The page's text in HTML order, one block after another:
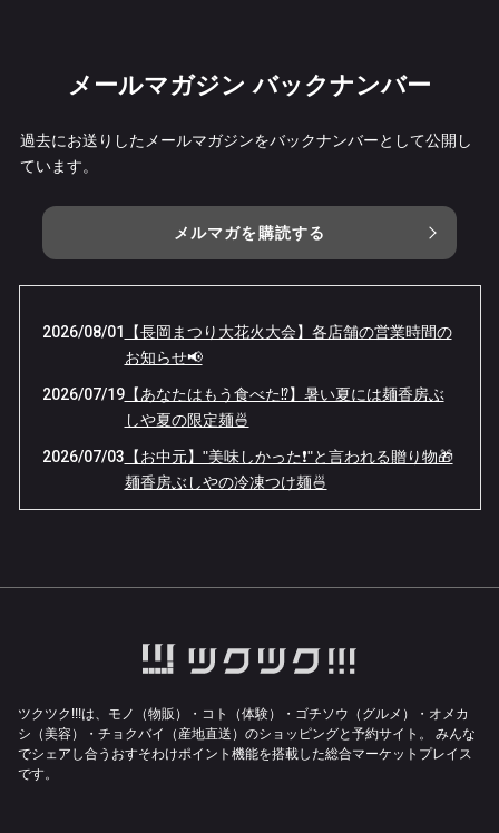
メールマガジン バックナンバー
過去にお送りしたメールマガジンをバックナンバーとして公開し
ています。
メルマガを購読する
2026/08/01
【長岡まつり大花火大会】各店舗の営業時間の
お知らせ📢
2026/07/19【あなたはもう食べた⁉️】暑い夏には麺香房ぶ
しや夏の限定麺🍜
2026/07/03 【お中元】"美味しかった❗️"と言われる贈り物🎁
麺香房ぶしやの冷凍つけ麺🍜
【臨時休業のお知らせ】空調設備のメンテナン
スが入ります🔧
2026/06/01 【麺香房ぶしや本店】7周年感謝祭開催🎉無料
で感謝をお届けします‼️
2026/05/17
ツクツク!!!は、モノ（物販）・コト（体験）・ゴチソウ（グルメ）・オメカ
シ（美容）・チョクバイ（産地直送）のショッピングと予約サイト。
みんな
でシェアし合うおすそわけポイント機能を搭載した総合マーケットプレイス
です。